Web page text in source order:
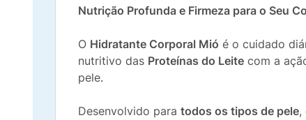
Nutrição Profunda e Firmeza para o Seu
O Hidratante Corporal Mió é o cuidado
nutritivo das Proteínas do Leite com a
pele.
Desenvolvido para todos os tipos de pele,